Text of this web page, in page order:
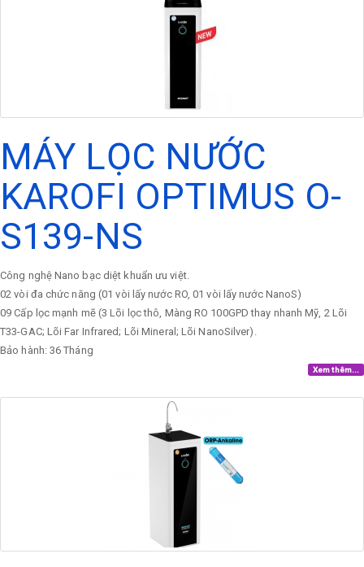
MÁY LỌC NƯỚC
KAROFI OPTIMUS O-
S139-NS
Công nghệ Nano bạc diệt khuẩn ưu việt.
02 vòi đa chức năng (01 vòi lấy nước RO, 01 vòi lấy nước NanoS)
09 Cấp lọc mạnh mẽ (3 Lõi lọc thô, Màng RO 100GPD thay nhanh Mỹ, 2 Lõi
T33-GAC; Lõi Far Infrared; Lõi Mineral; Lõi NanoSilver).
Bảo hành: 36 Tháng
Xem thêm...